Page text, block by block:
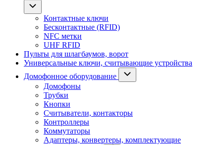
Контактные ключи
Бесконтактные (RFID)
NFC метки
UHF RFID
Пульты для шлагбаумов, ворот
Универсальные ключи, считывающие устройства
Домофонное оборудование
Домофоны
Трубки
Кнопки
Считыватели, контакторы
Контроллеры
Коммутаторы
Адаптеры, конвертеры, комплектующие